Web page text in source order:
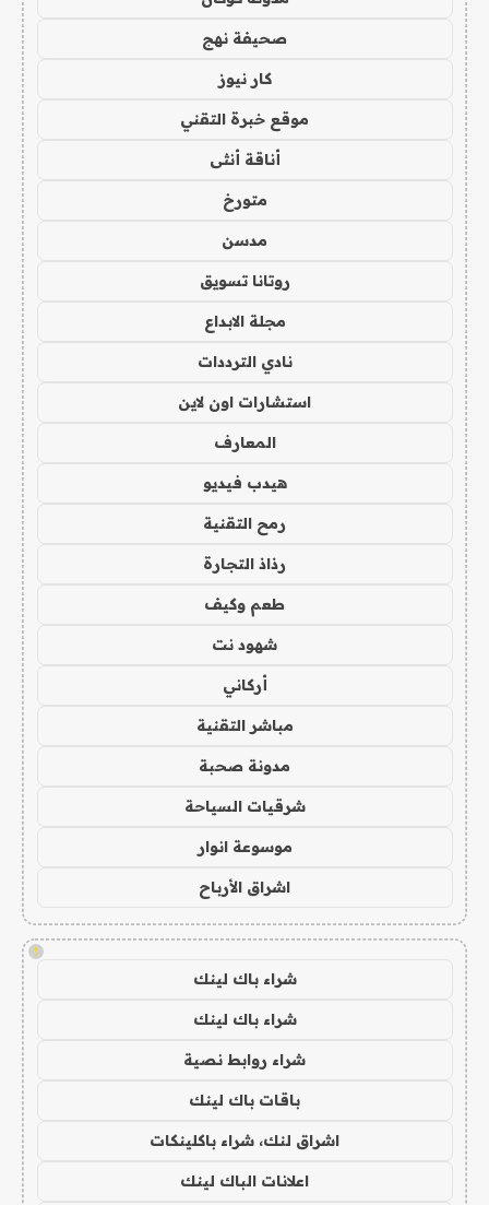
صحيفة نهج
كار نيوز
موقع خبرة التقني
أناقة أنثى
متورخ
مدسن
روتانا تسويق
مجلة الابداع
نادي الترددات
استشارات اون لاين
المعارف
هيدب فيديو
رمح التقنية
رذاذ التجارة
طعم وكيف
شهود نت
أركاني
مباشر التقنية
مدونة صحبة
شرقيات السياحة
موسوعة انوار
اشراق الأرباح
!
شراء باك لينك
شراء باك لينك
شراء روابط نصية
باقات باك لينك
اشراق لنك، شراء باكلينكات
اعلانات الباك لينك